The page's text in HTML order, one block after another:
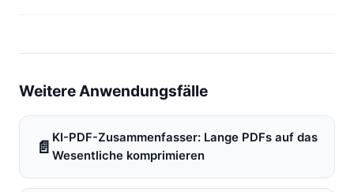
Weitere Anwendungsfälle
📄 KI-PDF-Zusammenfasser: Lange PDFs auf das
Wesentliche komprimieren